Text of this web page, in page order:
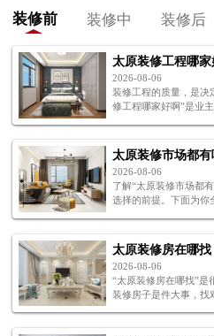
装修前 装修中 装修后
2026-08-06
装修工程的质量，是决
修工程哪家好啊”是业
2026-08-06
了解“太原装修市场都
选择的前提。下面为你
2026-08-06
“太原装修房在哪找”是
装修房子是件大事，找